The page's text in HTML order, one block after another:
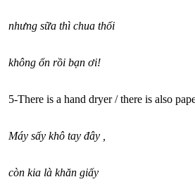
nhưng sữa thì chua thối
không ổn rồi bạn ơi!
5-There is a hand dryer / there is also
Máy sấy khô tay đây ,
còn kia là khăn giấy